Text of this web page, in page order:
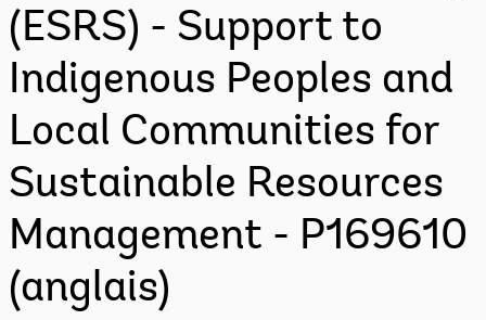
(ESRS) - Support to
Indigenous Peoples and
Local Communities for
Sustainable Resources
Management - P169610
(anglais)